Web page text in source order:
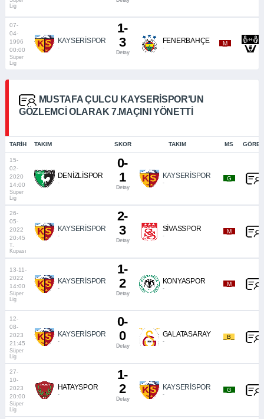
Lig
07-
04-
1996
00:00
Süper
Lig
KAYSERİSPOR
-
1-
3
Detay
FENERBAHÇE
-
_M_
MUSTAFA ÇULCU KAYSERISPOR'UN
GÖZLEMCI OLARAK 7.MAÇINI YÖNETTI
TARIH TAKIM SKOR TAKIM MS
15-
02-
2020
14:00
Süper
Lig
DENİZLİSPOR
-
0-
1
Detay
KAYSERİSPOR
-
_G_
26-
05-
2022
20:45
T.
Kupası
KAYSERİSPOR
-
2-
3
Detay
SİVASSPOR
-
_M_
13-11-
2022
14:00
Süper
Lig
KAYSERİSPOR
-
1-
2
Detay
KONYASPOR
-
_M_
12-
08-
2023
21:45
Süper
Lig
KAYSERİSPOR
-
0-
0
Detay
GALATASARAY
-
_B_
27-
10-
2023
20:00
Süper
Lig
HATAYSPOR
-
1-
2
Detay
KAYSERİSPOR
-
_G_